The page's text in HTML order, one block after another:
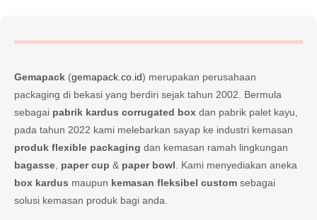
Gemapack (gemapack.co.id) merupakan perusahaan
packaging di bekasi yang berdiri sejak tahun 2002. Bermula
sebagai pabrik kardus corrugated box dan pabrik palet kayu,
pada tahun 2022 kami melebarkan sayap ke industri kemasan
produk flexible packaging dan kemasan ramah lingkungan
bagasse paper cup & paper bowl . Kami menyediakan aneka
box kardus maupun kemasan fleksibel custom sebagai
solusi kemasan produk bagi anda.